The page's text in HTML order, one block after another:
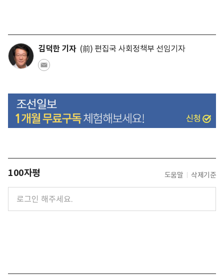
김덕한 기자 (前) 편집국 사회정책부 선임기자
100자평 도움말 삭제기준